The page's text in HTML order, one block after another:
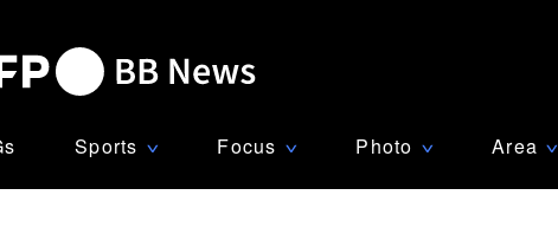
Sports ∨ Focus ∨ Photo ∨ Area ∨